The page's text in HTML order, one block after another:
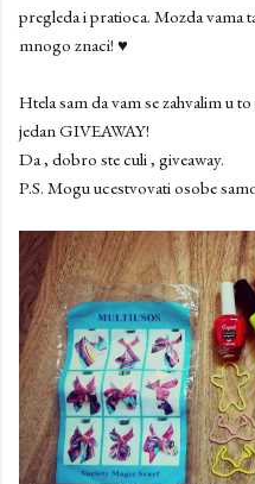
pregleda i pratioca. Mozda vama
mnogo znaci! ♥
Htela sam da vam se zahvalim u
jedan GIVEAWAY!
Da , dobro ste culi , giveaway.
P.S. Mogu ucestvovati osobe